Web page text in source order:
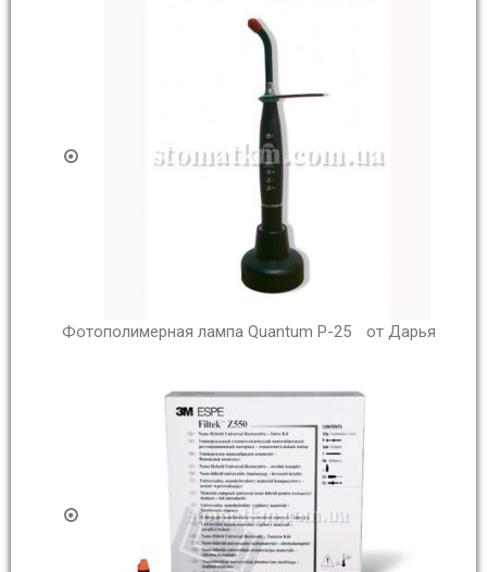
Фотополимерная лампа Quantum P-25 от Дарья